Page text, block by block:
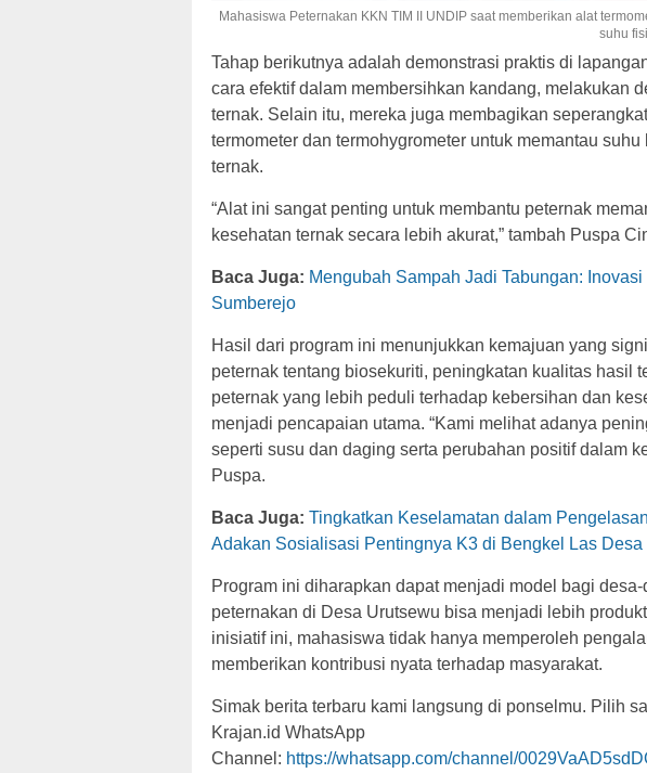
Mahasiswa Peternakan KKN TIM II UNDIP saat memberikan alat
suhu
Tahap berikutnya adalah demonstrasi praktis di
cara efektif dalam membersihkan kandang, melakukan
ternak. Selain itu, mereka juga membagikan
termometer dan termohygrometer untuk memantau
ternak.
“Alat ini sangat penting untuk membantu peternak
kesehatan ternak secara lebih akurat,” tambah Puspa
Baca Juga: Mengubah Sampah Jadi Tabungan:
Sumberejo
Hasil dari program ini menunjukkan kemajuan yang
peternak tentang biosekuriti, peningkatan kualitas hasil
peternak yang lebih peduli terhadap kebersihan dan
menjadi pencapaian utama. “Kami melihat adanya
seperti susu dan daging serta perubahan positif dalam
Puspa.
Baca Juga: Tingkatkan Keselamatan dalam
Adakan Sosialisasi Pentingnya K3 di Bengkel Las Desa
Program ini diharapkan dapat menjadi model bagi
peternakan di Desa Urutsewu bisa menjadi lebih
inisiatif ini, mahasiswa tidak hanya memperoleh
memberikan kontribusi nyata terhadap masyarakat.
Simak berita terbaru kami langsung di ponselmu. Pilih
Krajan.id WhatsApp
Channel: https://whatsapp.com/channel/